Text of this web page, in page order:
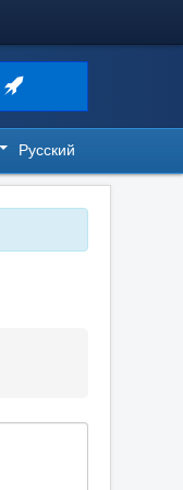
Русский